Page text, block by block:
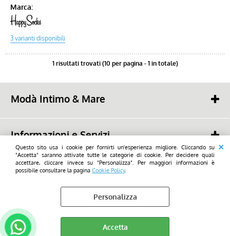
Questo sito usa i cookie per fornirti un'esperienza migliore. Cliccando su
"Accetta" saranno attivate tutte le categorie di cookie. Per decidere quali
accettare, cliccare invece su "Personalizza". Per maggiori informazioni è
possibile consultare la pagina Cookie Policy.
Personalizza
Accetta
Marca:
1 risultati trovati (10 per pagina - 1 in totale)
Modà Intimo & Mare
tel. (+39) 0545 23668
mail: info@modalugo.it
WhatsApp: (+39) 347 736 9692
Informazioni e Servizi
Chi Siamo
Condizioni di Vendita
2026 - Savioli snc - Tutti i diritti di utilizzo sono riservati_All rights reserved
Cookie Policy Preferenze cookie